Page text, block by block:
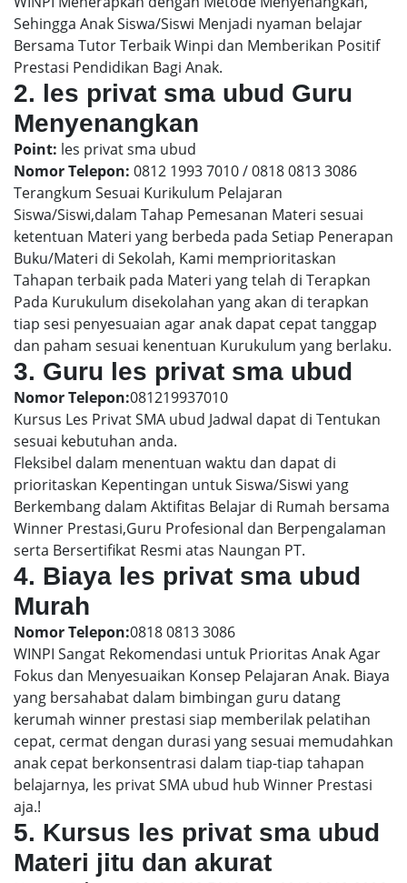
Sehingga Anak Siswa/Siswi Menjadi nyaman belajar
Bersama Tutor Terbaik Winpi dan Memberikan Positif
Prestasi Pendidikan Bagi Anak.
2. les privat sma ubud Guru
Menyenangkan
Point: les privat sma ubud
Nomor Telepon: 0812 1993 7010 / 0818 0813 3086
Terangkum Sesuai Kurikulum Pelajaran
Siswa/Siswi,dalam Tahap Pemesanan Materi sesuai
ketentuan Materi yang berbeda pada Setiap Penerapan
Buku/Materi di Sekolah, Kami memprioritaskan
Tahapan terbaik pada Materi yang telah di Terapkan
Pada Kurukulum disekolahan yang akan di terapkan
tiap sesi penyesuaian agar anak dapat cepat tanggap
dan paham sesuai kenentuan Kurukulum yang berlaku.
3. Guru les privat sma ubud
Nomor Telepon:081219937010
Kursus Les Privat SMA ubud Jadwal dapat di Tentukan
sesuai kebutuhan anda.
Fleksibel dalam menentuan waktu dan dapat di
prioritaskan Kepentingan untuk Siswa/Siswi yang
Berkembang dalam Aktifitas Belajar di Rumah bersama
Winner Prestasi,Guru Profesional dan Berpengalaman
serta Bersertifikat Resmi atas Naungan PT.
4. Biaya les privat sma ubud
Murah
Nomor Telepon:0818 0813 3086
WINPI Sangat Rekomendasi untuk Prioritas Anak Agar
Fokus dan Menyesuaikan Konsep Pelajaran Anak. Biaya
yang bersahabat dalam bimbingan guru datang
kerumah winner prestasi siap memberilak pelatihan
cepat, cermat dengan durasi yang sesuai memudahkan
anak cepat berkonsentrasi dalam tiap-tiap tahapan
belajarnya, les privat SMA ubud hub Winner Prestasi
aja.!
5. Kursus les privat sma ubud
Materi jitu dan akurat